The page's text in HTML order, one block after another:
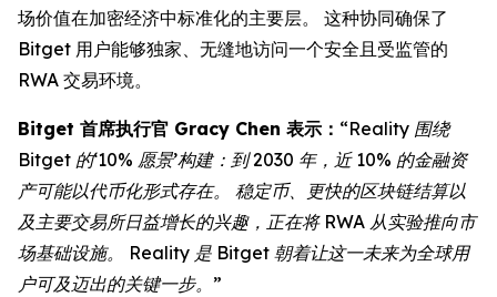
场价值在加密经济中标准化的主要层。 这种协同确保了
Bitget 用户能够独家、无缝地访问一个安全且受监管的
RWA 交易环境。
Bitget 首席执行官 Gracy Chen 表示： “Reality 围绕
Bitget 的‘10% 愿景’构建：到 2030 年，近 10% 的金融资
产可能以代币化形式存在。 稳定币、更快的区块链结算以
及主要交易所日益增长的兴趣，正在将 RWA 从实验推向市
场基础设施。 Reality 是 Bitget 朝着让这一未来为全球用
户可及迈出的关键一步。”